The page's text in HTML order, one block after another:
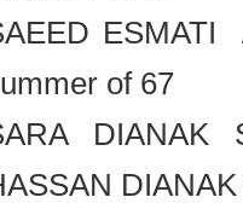
SAEED
summer of 67
SARA
HASSAN